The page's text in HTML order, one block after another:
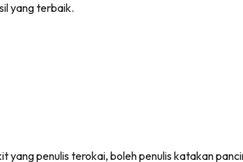
yang terbaik.
yang penulis terokai, boleh penulis katakan